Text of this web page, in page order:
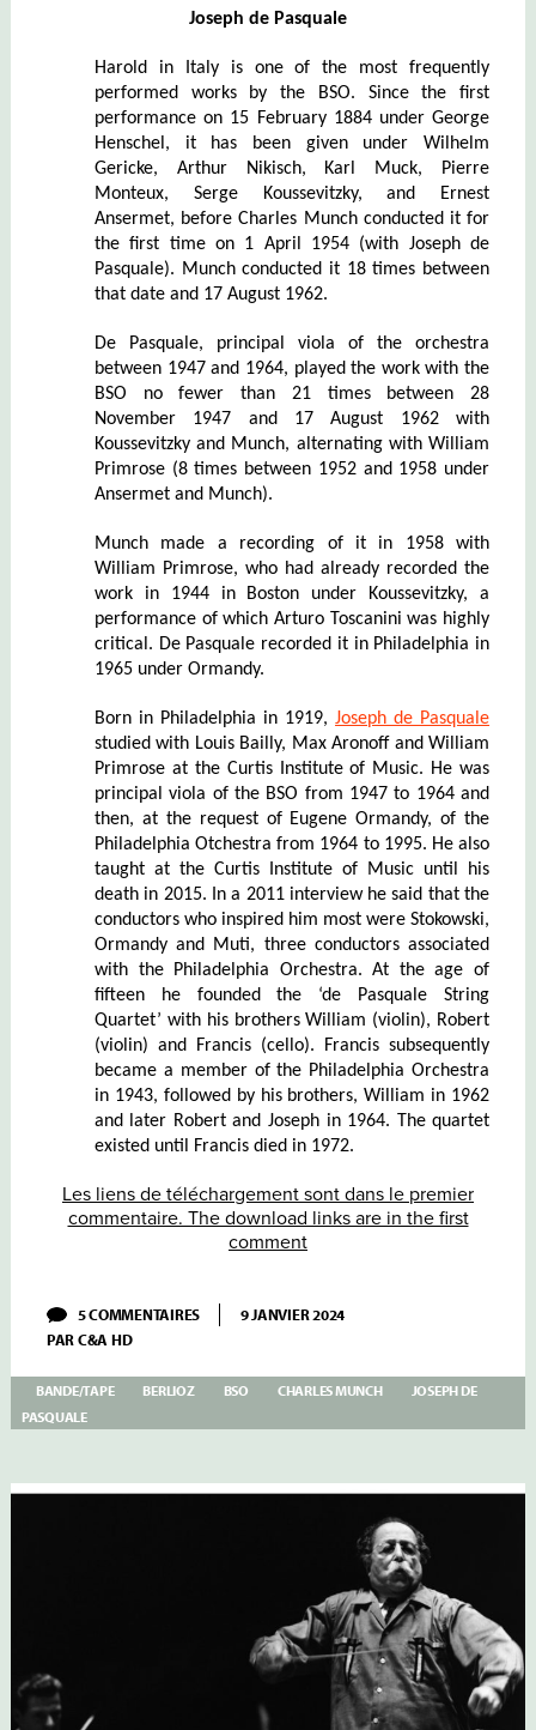
Joseph de Pasquale
Harold in Italy is one of the most frequently
performed works by the BSO. Since the first
performance on 15 February 1884 under George
Henschel, it has been given under Wilhelm
Gericke, Arthur Nikisch, Karl Muck, Pierre
Monteux, Serge Koussevitzky, and Ernest
Ansermet, before Charles Munch conducted it for
the first time on 1 April 1954 (with Joseph de
Pasquale). Munch conducted it 18 times between
that date and 17 August 1962.
De Pasquale, principal viola of the orchestra
between 1947 and 1964, played the work with the
BSO no fewer than 21 times between 28
November 1947 and 17 August 1962 with
Koussevitzky and Munch, alternating with William
Primrose (8 times between 1952 and 1958 under
Ansermet and Munch).
Munch made a recording of it in 1958 with
William Primrose, who had already recorded the
work in 1944 in Boston under Koussevitzky, a
performance of which Arturo Toscanini was highly
critical. De Pasquale recorded it in Philadelphia in
1965 under Ormandy.
Born in Philadelphia in 1919,Joseph de Pasquale
studied with Louis Bailly, Max Aronoff and William
Primrose at the Curtis Institute of Music. He was
principal viola of the BSO from 1947 to 1964 and
then, at the request of Eugene Ormandy, of the
Philadelphia Otchestra from 1964 to 1995. He also
taught at the Curtis Institute of Music until his
death in 2015. In a 2011 interview he said that the
conductors who inspired him most were Stokowski,
Ormandy and Muti, three conductors associated
with the Philadelphia Orchestra. At the age of
fifteen he founded the ‘de Pasquale String
Quartet’ with his brothers William (violin), Robert
(violin) and Francis (cello). Francis subsequently
became a member of the Philadelphia Orchestra
in 1943, followed by his brothers, William in 1962
and later Robert and Joseph in 1964. The quartet
existed until Francis died in 1972.
Les liens de téléchargement sont dans le premier
commentaire. The download links are in the first
comment
5 COMMENTAIRESSUR
MUNCH
HAROLD
OP.16
9 JANVIER 2024
PARC&A HD
BANDE/TAPE BERLIOZ BSO CHARLES MUNCH
JOSEPH DE
PASQUALE